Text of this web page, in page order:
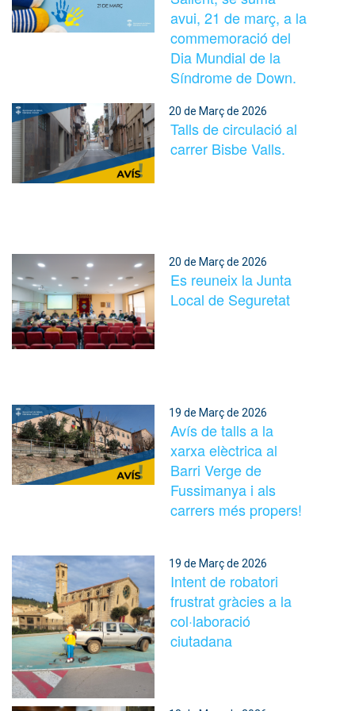
avui, 21 de març, a la
commemoració del
Dia Mundial de la
Síndrome de Down.
20 de Març de 2026
Talls de circulació al
carrer Bisbe Valls.
20 de Març de 2026
Es reuneix la Junta
Local de Seguretat
19 de Març de 2026
Avís de talls a la
xarxa elèctrica al
Barri Verge de
Fussimanya i als
carrers més propers!
19 de Març de 2026
Intent de robatori
frustrat gràcies a la
col·laboració
ciutadana